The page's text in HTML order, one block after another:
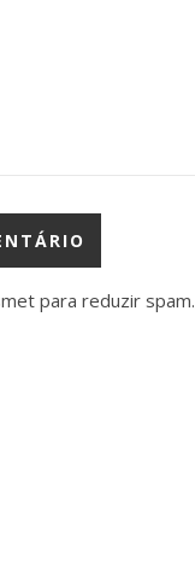
para reduzir spam.